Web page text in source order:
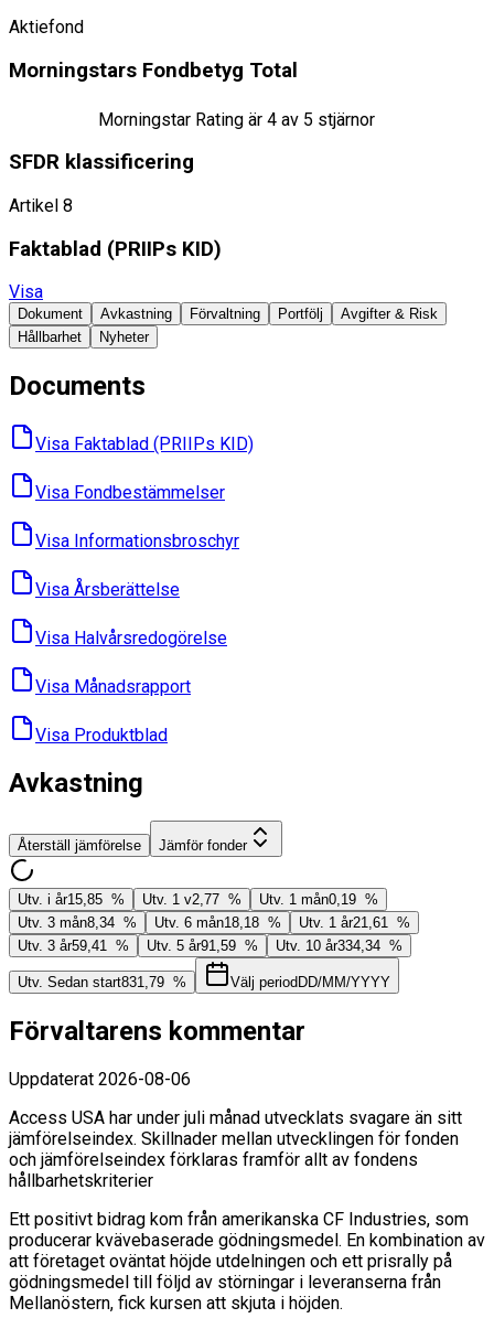
Aktiefond
Morningstars Fondbetyg Total
Morningstar Rating är 4 av 5 stjärnor
SFDR klassificering
Artikel 8
Faktablad ​(PRIIPs KID)
Visa
Dokument Avkastning Förvaltning Portfölj
Avgifter & Risk
Hållbarhet
Nyheter
Documents
Visa Faktablad ​(PRIIPs KID)
Visa Fondbes­tämmelser
Visa Informations­broschyr
Visa Års­berättelse
Visa Halvårs­redogörelse
Visa Månads­rapport
Visa Produktblad
Avkastning
Återställ jämförelse Jämför fonder
Utv. i år15,85 % Utv. 1 v2,77 % Utv. 1 mån0,19 %
Utv. 3 mån8,34 % Utv. 6 mån18,18 % Utv. 1 år21,61 %
Utv. 3 år59,41 % Utv. 5 år91,59 % Utv. 10 år334,34 %
Utv. Sedan start831,79 % Välj period DD/MM/YYYY
Förvaltarens kommentar
Uppdaterat 2026-08-06
Access USA har under juli månad utvecklats svagare än sitt
jämförelseindex. Skillnader mellan utvecklingen för fonden
och jämförelseindex förklaras framför allt av fondens
hållbarhetskriterier
Ett positivt bidrag kom från amerikanska CF Industries, som
producerar kvävebaserade gödningsmedel. En kombination av
att företaget oväntat höjde utdelningen och ett prisrally på
gödningsmedel till följd av störningar i leveranserna från
Mellanöstern, fick kursen att skjuta i höjden.